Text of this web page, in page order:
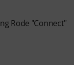
Rode "Connect"